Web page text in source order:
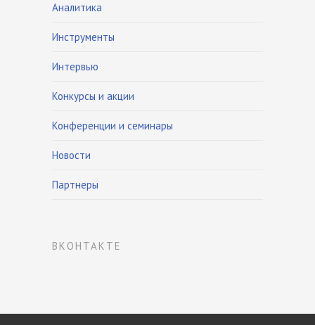
Аналитика
Инструменты
Интервью
Конкурсы и акции
Конференции и семинары
Новости
Партнеры
ВКОНТАКТЕ